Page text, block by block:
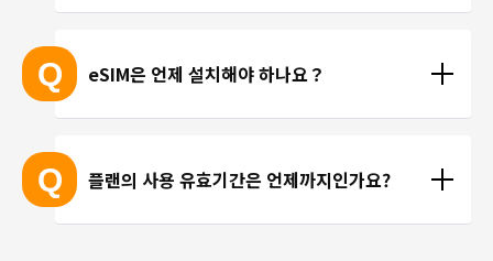
기기는 목록에 포함되지 않을 수 있습니다.
※ 고객님의 기기가 eSIM을 지원하는지 여부에 대해
서는 개별 문의를 통해 확인해 드리지 않습니다.
고 있지 않습니다. 카카오톡, 인스타그램 등 인터넷 회
선을 이용한 통화를 이용해 주시기 바랍니다.
Q eSIM은 언제 설치해야 하나요？
하셔도 괜찮습니다. 현지 공항의 와이파이 속도가 걱
정되시는 분들은 국내에서 설치 및 설정을 완료하고,
현지에서 eSIM만 전환하는 방법을 추천해 드립니다.
Q 플랜의 사용 유효기간은 언제까지인가요?